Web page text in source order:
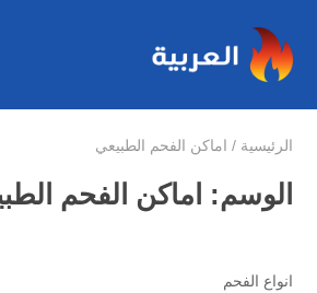
الرئيسية / اماكن الفحم الطبيعي
الوسم: اماكن الفحم
انواع الفحم